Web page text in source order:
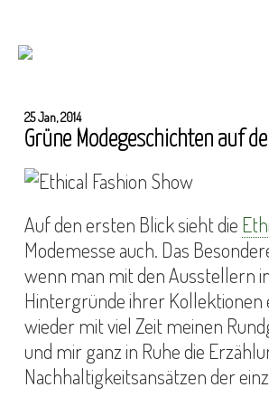
25 Jan, 2014
Grüne Modegeschichten auf
Auf den ersten Blick sieht die
Modemesse auch. Das
wenn man mit den Ausstellern
Hintergründe ihrer Kollektionen
wieder mit viel Zeit meinen
und mir ganz in Ruhe die
Nachhaltigkeitsansätzen der